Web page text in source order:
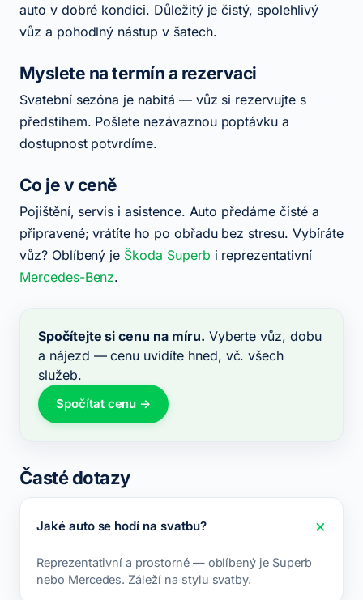
auto v dobré kondici. Důležitý je čistý, spolehlivý
vůz a pohodlný nástup v šatech.
Myslete na termín a rezervaci
Svatební sezóna je nabitá — vůz si rezervujte s
předstihem. Pošlete nezávaznou poptávku a
dostupnost potvrdíme.
Co je v ceně
Pojištění, servis i asistence. Auto předáme čisté a
připravené; vrátíte ho po obřadu bez stresu. Vybíráte
vůz? Oblíbený je Škoda Superb i reprezentativní
Mercedes-Benz.
Spočítejte si cenu na míru. Vyberte vůz, dobu
a nájezd — cenu uvidíte hned, vč. všech
služeb.
Spočítat cenu →
Časté dotazy
Jaké auto se hodí na svatbu?
Reprezentativní a prostorné — oblíbený je Superb
nebo Mercedes. Záleží na stylu svatby.